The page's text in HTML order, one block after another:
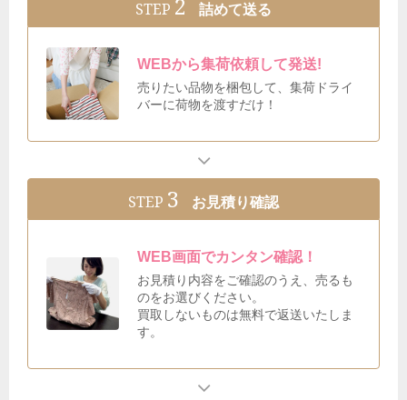
STEP 詰めて送る
WEBから集荷依頼して発送!
売りたい品物を梱包して、集荷ドライ
バーに荷物を渡すだけ！
STEP 3 お見積り確認
WEB画面でカンタン確認！
お見積り内容をご確認のうえ、売るも
のをお選びください。
買取しないものは無料で返送いたしま
す。